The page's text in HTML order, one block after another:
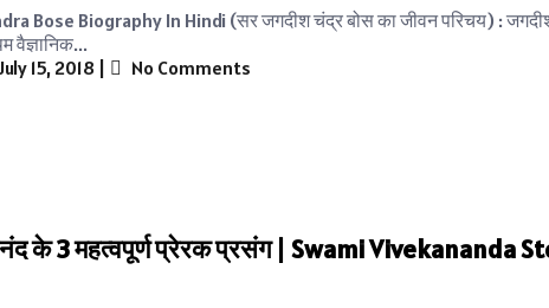
Bose Biography In Hindi (सर जगदीश चंद्र बोस का जीवन परिचय) :
वैज्ञानिक...
15, 2018 | No Comments
के 3 महत्वपूर्ण प्रेरक प्रसंग | Swami Vivekananda